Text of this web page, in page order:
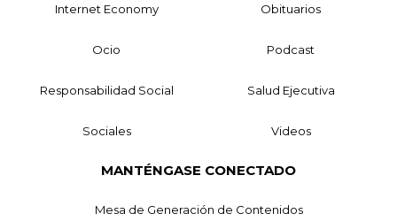
Internet Economy Obituarios
Ocio Podcast
Responsabilidad Social Salud Ejecutiva
Sociales Videos
MANTÉNGASE CONECTADO
Mesa de Generación de Contenidos